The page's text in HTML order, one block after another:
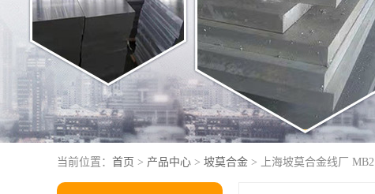
当前位置： 首页 > 产品中心 > 坡莫合金 > 上海坡莫合金线厂 MB2